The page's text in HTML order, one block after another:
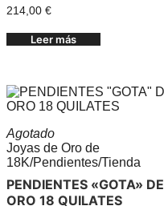
214,00 €
Leer más
Agotado
Joyas de Oro de
18K/Pendientes/Tienda
PENDIENTES «GOTA» DE
ORO 18 QUILATES